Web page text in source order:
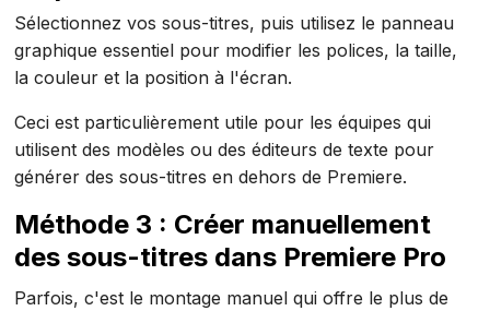
Sélectionnez vos sous-titres, puis utilisez le panneau
graphique essentiel pour modifier les polices, la taille,
la couleur et la position à l'écran.
Ceci est particulièrement utile pour les équipes qui
utilisent des modèles ou des éditeurs de texte pour
générer des sous-titres en dehors de Premiere.
Méthode 3 : Créer manuellement
des sous-titres dans Premiere Pro
Parfois, c'est le montage manuel qui offre le plus de